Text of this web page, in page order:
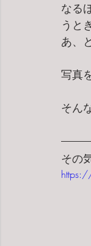
なる
うと
あ、
写真
そん
その